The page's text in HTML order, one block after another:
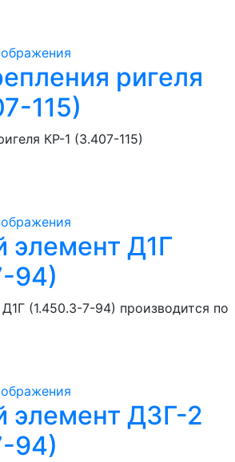
ригеля
115)
КР-1 (3.407-115)
элемент Д1Г
94)
(1.450.3-7-94) производится по
элемент Д3Г-2
94)